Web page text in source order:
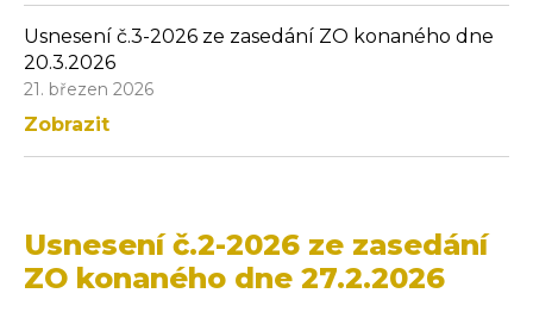
Usnesení č.3-2026 ze zasedání ZO konaného dne
20.3.2026
21. březen 2026
Zobrazit
Usnesení č.2-2026 ze zasedání
ZO konaného dne 27.2.2026